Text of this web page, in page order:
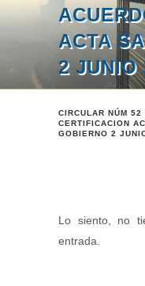
ACTA
2 JUNIO
CIRCULAR NÚM
CERTIFICACION
GOBIERNO 2
Lo siento, no
entrada.